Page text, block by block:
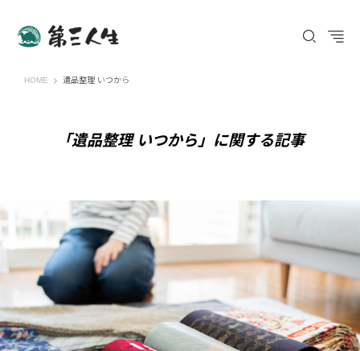
HOME 第三人生 〜寄り道の歩き方〜
遺品整理 いつから
「遺品整理 いつから」に関する記事